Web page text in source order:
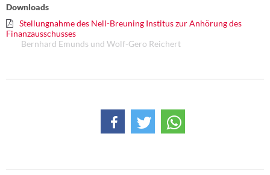
Institut Solidarische Moderne
Rosa-Luxemburg-Stiftung
Über mich
Downloads
Stellungnahme des Nell-Breuning Institus zur Anhörung des
Finanzausschusses
Bernhard Emunds und Wolf-Gero Reichert